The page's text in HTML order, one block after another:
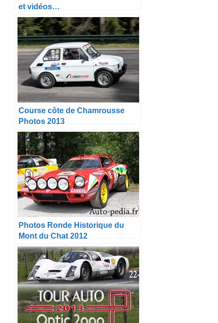
et vidéos…
Course côte de Chamrousse
Photos 2013
Photos Ronde Historique du
Mont du Chat 2012